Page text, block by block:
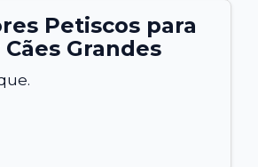
Petiscos para
Grandes